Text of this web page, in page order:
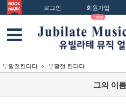
로그인 회원가입
부활절칸타타 부활절 칸타타
그의 이름